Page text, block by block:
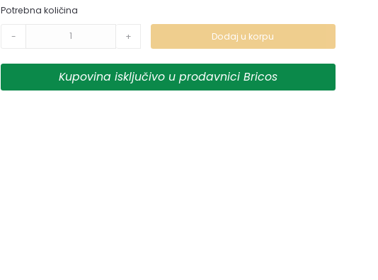
Potrebna količina
- + Dodaj u korpu
Kupovina isključivo u prodavnici Bricos